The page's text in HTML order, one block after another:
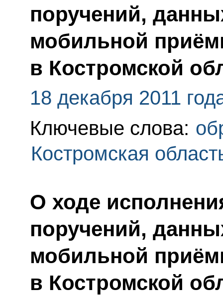
поручений,
мобильной
в Костромской
18 декабря 2011
Ключевые слова:
Костромская
О ходе
поручений,
мобильной
в Костромской